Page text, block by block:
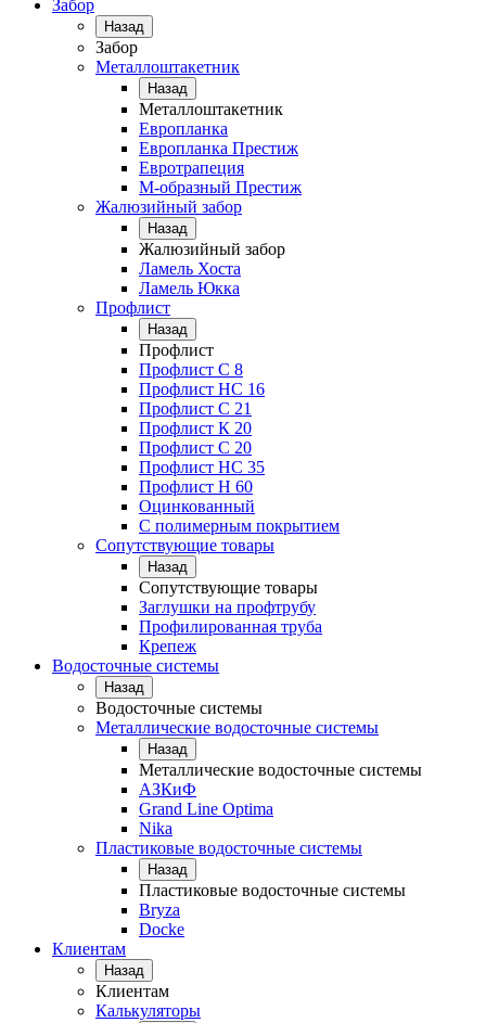
Забор
Назад
Забор
Металлоштакетник
Назад
Металлоштакетник
Европланка
Европланка Престиж
Евротрапеция
М-образный Престиж
Жалюзийный забор
Назад
Жалюзийный забор
Ламель Хоста
Ламель Юкка
Профлист
Назад
Профлист
Профлист С 8
Профлист НС 16
Профлист C 21
Профлист К 20
Профлист С 20
Профлист НС 35
Профлист Н 60
Оцинкованный
С полимерным покрытием
Сопутствующие товары
Назад
Сопутствующие товары
Заглушки на профтрубу
Профилированная труба
Крепеж
Водосточные системы
Назад
Водосточные системы
Металлические водосточные системы
Назад
Металлические водосточные системы
АЗКиФ
Grand Line Optima
Nika
Пластиковые водосточные системы
Назад
Пластиковые водосточные системы
Bryza
Docke
Клиентам
Назад
Клиентам
Калькуляторы